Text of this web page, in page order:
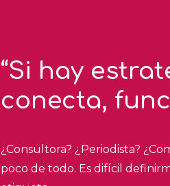
“Si hay
conecta,
¿Consultora? ¿Periodista?
poco de todo. Es difícil